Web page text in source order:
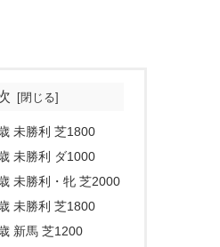
未勝利 芝1800
未勝利 ダ1000
未勝利・牝 芝2000
未勝利 芝1800
新馬 芝1200